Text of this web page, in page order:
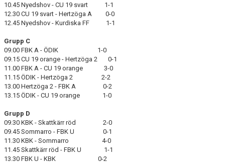
10.45 Nyedshov - CU 19 svart 1-1
12.30 CU 19 svart - Hertzöga A 0-0
12.45 Nyedshov - Kurdiska FF 1-1
Grupp C
09.00 FBK A - ÖDIK 1-0
09.15 CU 19 orange - Hertzöga 2 0-1
11.00 FBK A - CU 19 orange 3-0
11.15 ÖDIK - Hertzöga 2 2-2
13.00 Hertzöga 2 - FBK A 0-2
13.15 ÖDIK - CU 19 orange 1-0
Grupp D
09.30 KBK - Skattkärr röd 2-0
09.45 Sommarro - FBK U 0-1
11.30 KBK - Sommarro 4-0
11.45 Skattkärr röd - FBK U 1-1
13.30 FBK U - KBK 0-2